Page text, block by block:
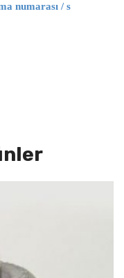
numarası / s